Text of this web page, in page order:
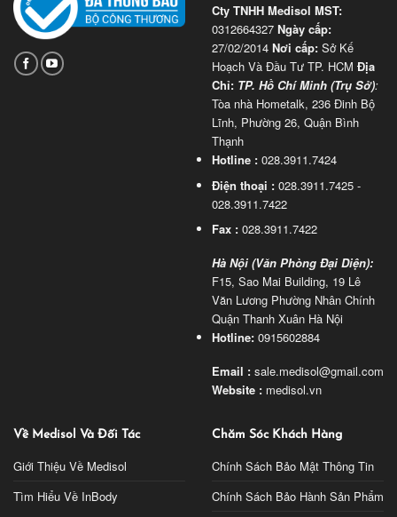
Cty TNHH Medisol MST:
0312664327 Ngày cấp:
27/02/2014 Nơi cấp: Sở Kế
Hoạch Và Đầu Tư TP. HCM Địa
Chỉ: TP. Hồ Chí Minh (Trụ Sở):
Tòa nhà Hometalk, 236 Đinh Bộ
Lĩnh, Phường 26, Quận Bình
Thạnh
Hotline : 028.3911.7424
Điện thoại : 028.3911.7425 -
028.3911.7422
Fax : 028.3911.7422
Hà Nội (Văn Phòng Đại Diện):
F15, Sao Mai Building, 19 Lê
Văn Lương Phường Nhân Chính
Quận Thanh Xuân Hà Nội
Hotline: 0915602884
Email : sale.medisol@gmail.com
Website : medisol.vn
Về Medisol Và Đối Tác
Giới Thiệu Về Medisol
Tìm Hiểu Về InBody
Chăm Sóc Khách Hàng
Chính Sách Bảo Mật Thông Tin
Chính Sách Bảo Hành Sản Phẩm